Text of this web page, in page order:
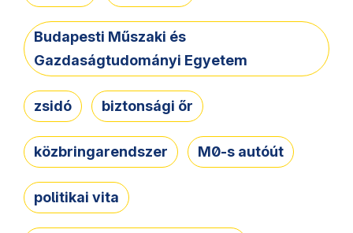
Budapesti Műszaki és
Gazdaságtudományi Egyetem
zsidó biztonsági őr
közbringarendszer M0-s autóút
politikai vita